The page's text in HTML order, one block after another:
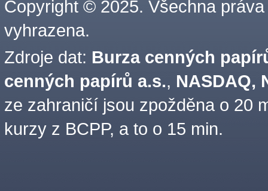
Copyright © 2025. Všechna práva
vyhrazena.
Zdroje dat: Burza cenných
cenných papírů a.s., NASDAQ,
ze zahraničí jsou zpožděna o 20
kurzy z BCPP, a to o 15 min.